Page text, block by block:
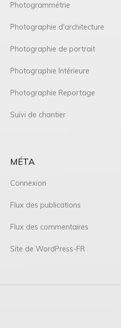
Photogrammétrie
Photographie d'architecture
Photographie de portrait
Photographie Intérieure
Photographie Reportage
Suivi de chantier
MÉTA
Connexion
Flux des publications
Flux des commentaires
Site de WordPress-FR